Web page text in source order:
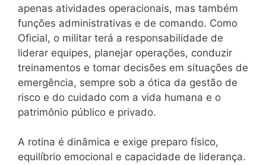
apenas atividades operacionais, mas também
funções administrativas e de comando. Como
Oficial, o militar terá a responsabilidade de
liderar equipes, planejar operações, conduzir
treinamentos e tomar decisões em situações de
emergência, sempre sob a ótica da gestão de
risco e do cuidado com a vida humana e o
patrimônio público e privado.
A rotina é dinâmica e exige preparo físico,
equilíbrio emocional e capacidade de liderança.